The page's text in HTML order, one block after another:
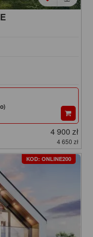
4 900 zł
4 650 zł
KOD: ONLINE200